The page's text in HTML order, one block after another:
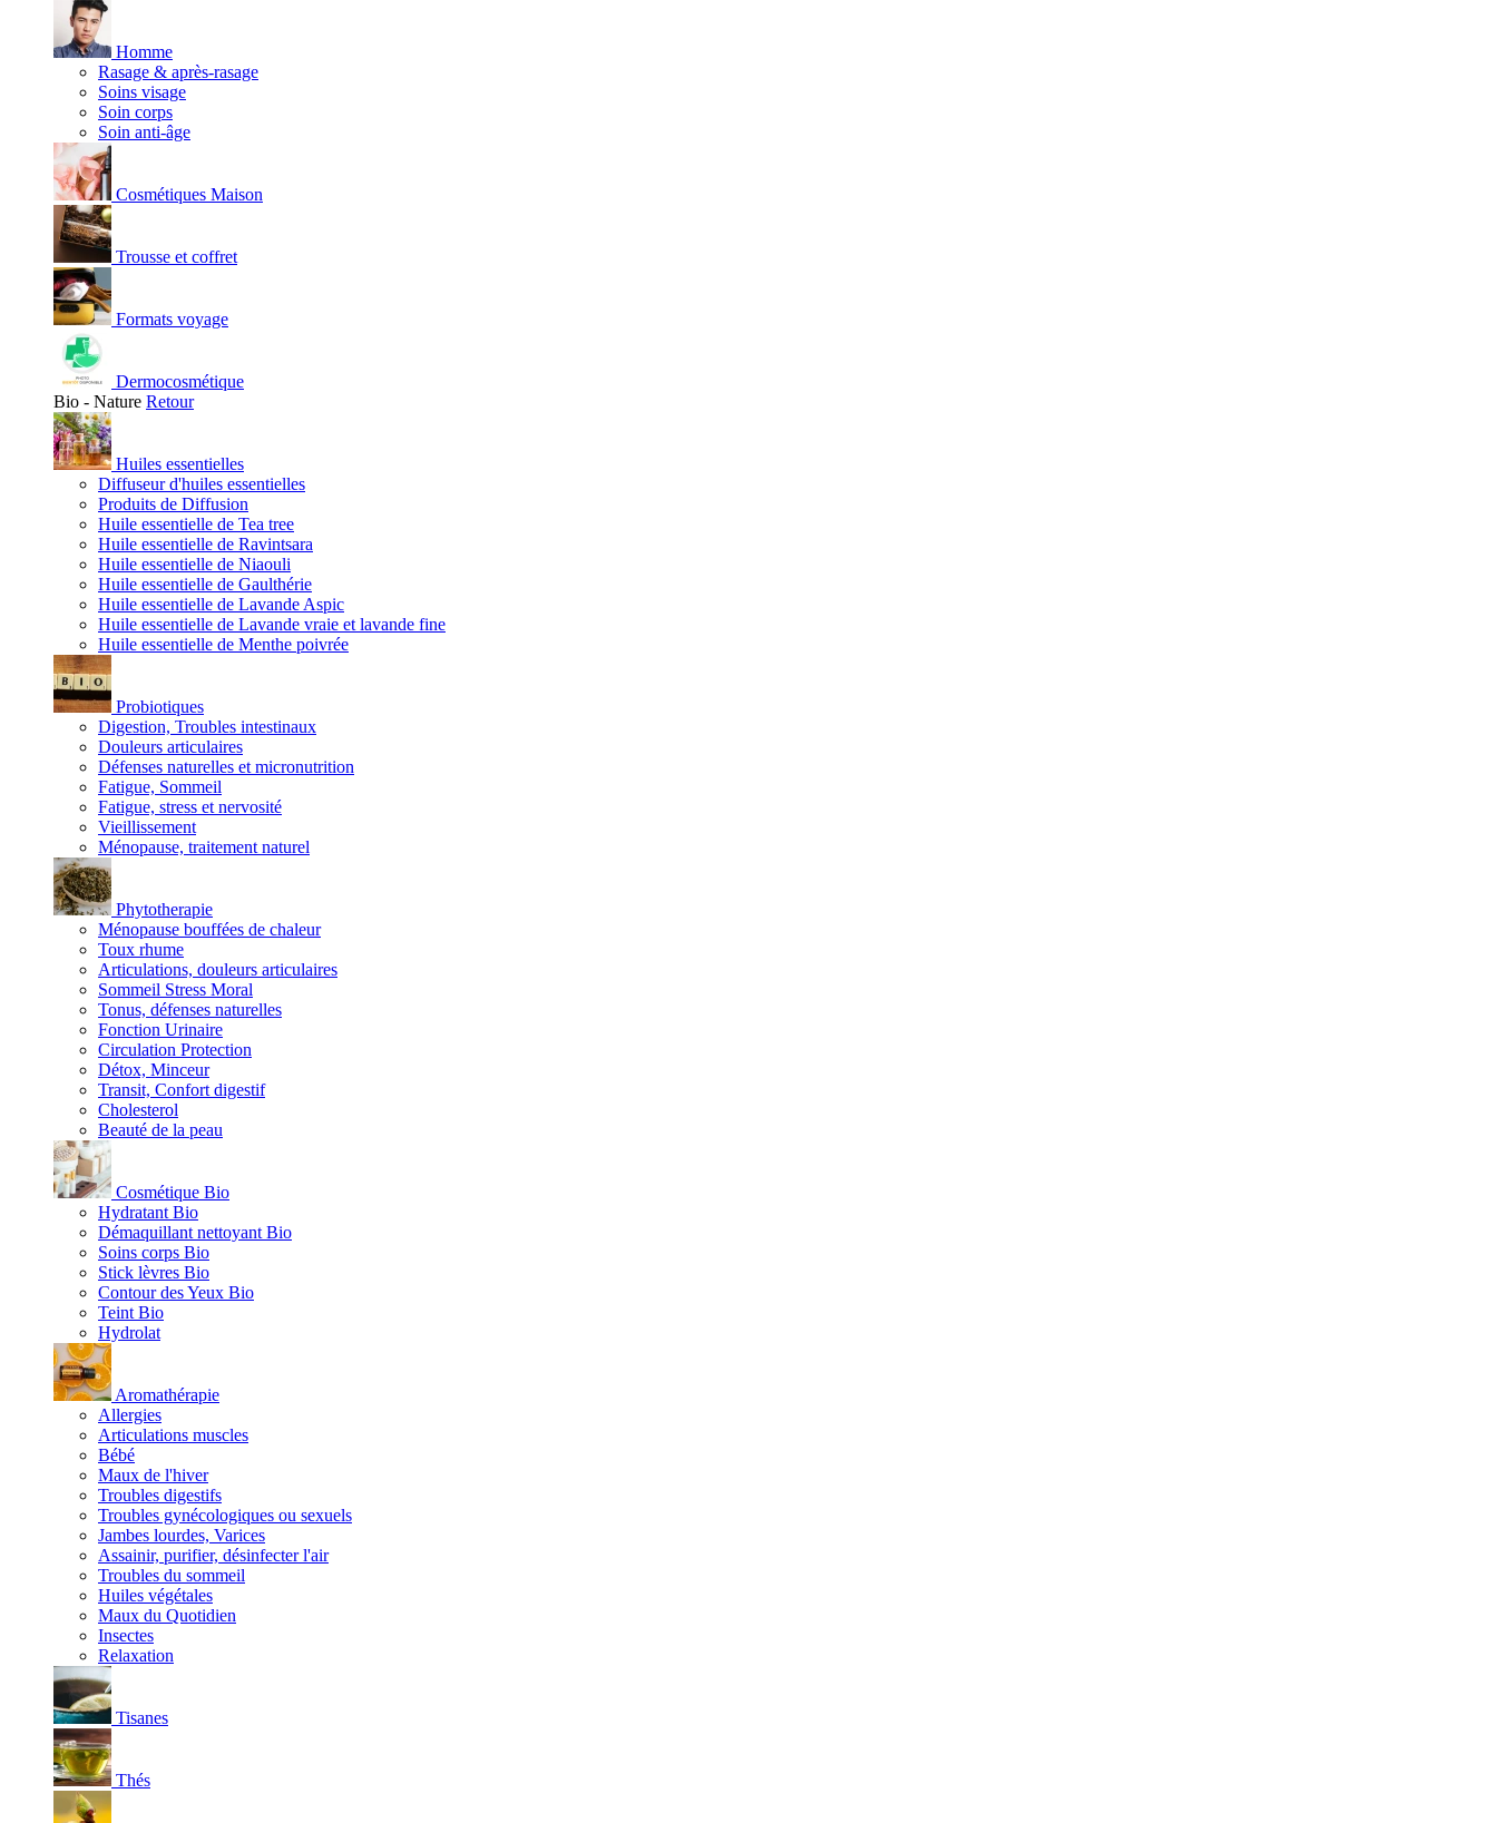
Homme
Rasage & après-rasage
Soins visage
Soin corps
Soin anti-âge
Cosmétiques Maison
Trousse et coffret
Formats voyage
Dermocosmétique
Bio - Nature Retour
Huiles essentielles
Diffuseur d'huiles essentielles
Produits de Diffusion
Huile essentielle de Tea tree
Huile essentielle de Ravintsara
Huile essentielle de Niaouli
Huile essentielle de Gaulthérie
Huile essentielle de Lavande Aspic
Huile essentielle de Lavande vraie et lavande fine
Huile essentielle de Menthe poivrée
Probiotiques
Digestion, Troubles intestinaux
Douleurs articulaires
Défenses naturelles et micronutrition
Fatigue, Sommeil
Fatigue, stress et nervosité
Vieillissement
Ménopause, traitement naturel
Phytotherapie
Ménopause bouffées de chaleur
Toux rhume
Articulations, douleurs articulaires
Sommeil Stress Moral
Tonus, défenses naturelles
Fonction Urinaire
Circulation Protection
Détox, Minceur
Transit, Confort digestif
Cholesterol
Beauté de la peau
Cosmétique Bio
Hydratant Bio
Démaquillant nettoyant Bio
Soins corps Bio
Stick lèvres Bio
Contour des Yeux Bio
Teint Bio
Hydrolat
Aromathérapie
Allergies
Articulations muscles
Bébé
Maux de l'hiver
Troubles digestifs
Troubles gynécologiques ou sexuels
Jambes lourdes, Varices
Assainir, purifier, désinfecter l'air
Troubles du sommeil
Huiles végétales
Maux du Quotidien
Insectes
Relaxation
Tisanes
Thés